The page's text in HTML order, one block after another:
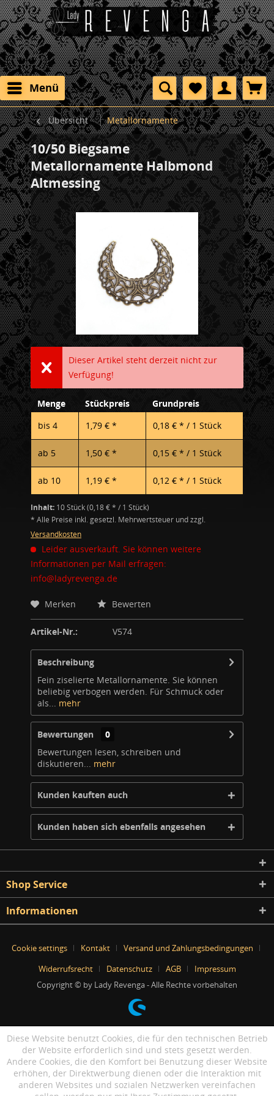
Menü
Übersicht Metallornamente
10/50 Biegsame
Metallornamente Halbmond
Altmessing
Dieser Artikel steht derzeit nicht zur
Verfügung!
Menge Stückpreis
Grundpreis
bis 4 1,79 € * 0,18 € * / 1 Stück
ab 5 1,50 € * 0,15 € * / 1 Stück
ab 10 1,19 € * 0,12 € * / 1 Stück
Inhalt: 10 Stück (0,18 € * / 1 Stück)
* Alle Preise inkl. gesetzl. Mehrwertsteuer und zzgl.
Versandkosten
Leider ausverkauft. Sie können weitere
Informationen per Mail erfragen:
info@ladyrevenga.de
Merken Bewerten
Artikel-Nr.: V574
Beschreibung
Fein ziselierte Metallornamente. Sie können
beliebig verbogen werden. Für Schmuck oder
als... mehr
Bewertungen
0
Bewertungen lesen, schreiben und
diskutieren... mehr
Kunden kauften auch
Kunden haben sich ebenfalls angesehen
Shop Service
Informationen
Cookie settings Kontakt
Versand und Zahlungsbedingungen
Widerrufsrecht
Datenschutz AGB
Impressum
Copyright © by Lady Revenga - Alle Rechte vorbehalten
Diese Website benutzt Cookies, die für den technischen Betrieb
der Website erforderlich sind und stets gesetzt werden.
Andere Cookies, die den Komfort bei Benutzung dieser Website
erhöhen, der Direktwerbung dienen oder die Interaktion mit
anderen Websites und sozialen Netzwerken vereinfachen